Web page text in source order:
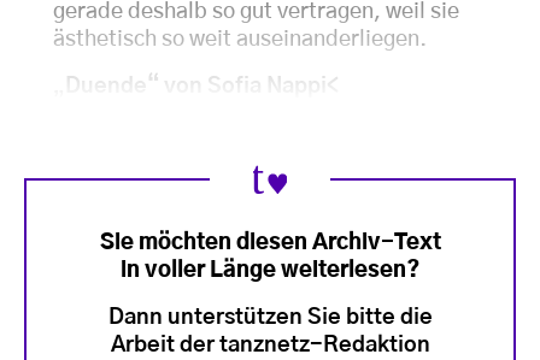
gerade deshalb so gut vertragen, weil sie
ästhetisch so weit auseinanderliegen.
Duende“ von Sofia Nappi<
Sie möchten diesen Archiv-Text
in voller Länge weiterlesen?
Dann unterstützen Sie bitte die
Arbeit der tanznetz-Redaktion